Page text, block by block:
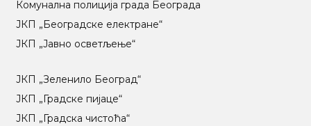
Комунална полиција града Београда
ЈКП „Београдске електране“
ЈКП „Јавно осветљење“
ЈКП „Зеленило Београд“
ЈКП „Градске пијаце“
ЈКП „Градска чистоћа“